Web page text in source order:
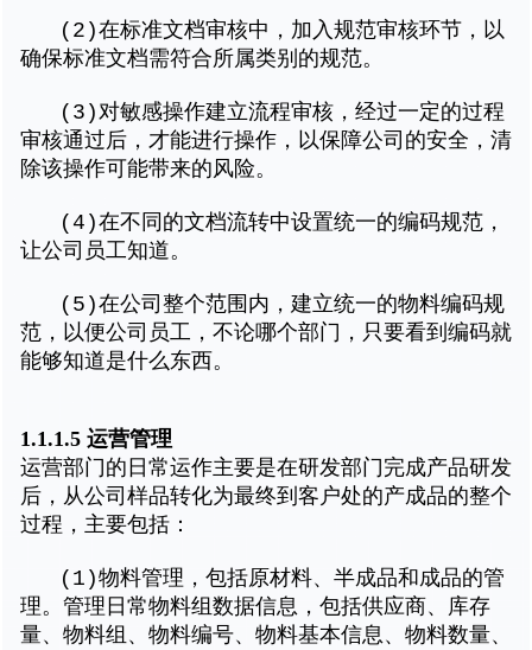
(2)在标准文档审核中，加入规范审核环节，以
确保标准文档需符合所属类别的规范。
(3)对敏感操作建立流程审核，经过一定的过程
审核通过后，才能进行操作，以保障公司的安全，清
除该操作可能带来的风险。
(4)在不同的文档流转中设置统一的编码规范，
让公司员工知道。
(5)在公司整个范围内，建立统一的物料编码规
范，以便公司员工，不论哪个部门，只要看到编码就
能够知道是什么东西。
1.1.1.5 运营管理
运营部门的日常运作主要是在研发部门完成产品研发
后，从公司样品转化为最终到客户处的产成品的整个
过程，主要包括：
(1)物料管理，包括原材料、半成品和成品的管
理。管理日常物料组数据信息，包括供应商、库存
量、物料组、物料编号、物料基本信息、物料数量、